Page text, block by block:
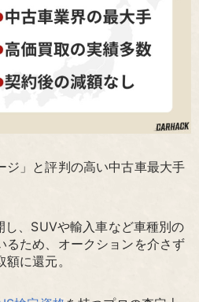
ジ」と評判の高い中古車最大手
、SUVや輸入車など車種別の
るため、オークションを介さず
に還元。